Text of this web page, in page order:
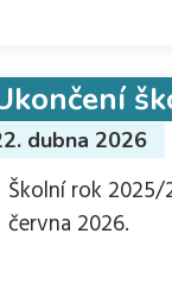
dubna 2026
Školní rok 2025/
června 2026.